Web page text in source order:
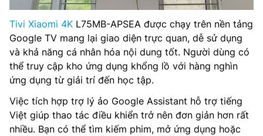
Tivi Xiaomi 4K L75MB-APSEA được chạy trên nền tảng
Google TV mang lại giao diện trực quan, dễ sử dụng
và khả năng cá nhân hóa nội dung tốt. Người dùng có
thể truy cập kho ứng dụng khổng lồ với hàng nghìn
ứng dụng từ giải trí đến học tập.
Việc tích hợp trợ lý ảo Google Assistant hỗ trợ tiếng
Việt giúp thao tác điều khiển trở nên đơn giản hơn rất
nhiều. Bạn có thể tìm kiếm phim, mở ứng dụng hoặc